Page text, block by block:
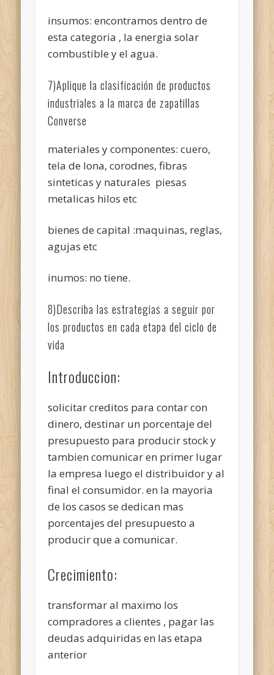
insumos: encontramos dentro de
esta categoria , la energia solar
combustible y el agua.
7)Aplique la clasificación de productos
industriales a la marca de zapatillas
Converse
materiales y componentes: cuero,
tela de lona, corodnes, fibras
sinteticas y naturales piesas
metalicas hilos etc
bienes de capital :maquinas, reglas,
agujas etc
inumos: no tiene.
8)Describa las estrategias a seguir por
los productos en cada etapa del ciclo de
vida
Introduccion:
solicitar creditos para contar con
dinero, destinar un porcentaje del
presupuesto para producir stock y
tambien comunicar en primer lugar
la empresa luego el distribuidor y al
final el consumidor. en la mayoria
de los casos se dedican mas
porcentajes del presupuesto a
producir que a comunicar.
Crecimiento:
transformar al maximo los
compradores a clientes , pagar las
deudas adquiridas en las etapa
anterior